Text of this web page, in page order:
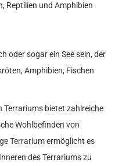
Reptilien und Amphibien
oder sogar ein See sein, der
Amphibien, Fischen
Terrariums bietet zahlreiche
Wohlbefinden von
Terrarium ermöglicht es
des Terrariums zu